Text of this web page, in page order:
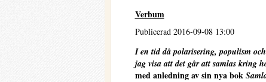
Verbum
Publicerad 2016-09-08 13:00
I en tid då polarisering, populism
jag visa att det går att samlas kring
med anledning av sin nya bok